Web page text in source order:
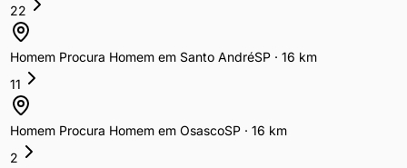
22
Homem Procura Homemem Santo AndréSP· 16 km
11
Homem Procura Homemem OsascoSP· 16 km
2